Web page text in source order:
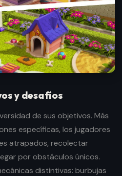
y desafíos
de sus objetivos. Más
específicas, los jugadores
atrapados, recolectar
por obstáculos únicos.
distintivas: burbujas